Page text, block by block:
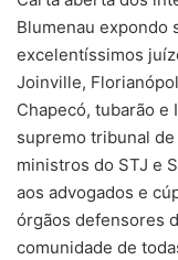
Blumenau expondo
excelentíssimos
Joinville,
Chapecó, tubarão e
supremo tribunal
ministros do STJ e
aos advogados e
órgãos defensores
comunidade de